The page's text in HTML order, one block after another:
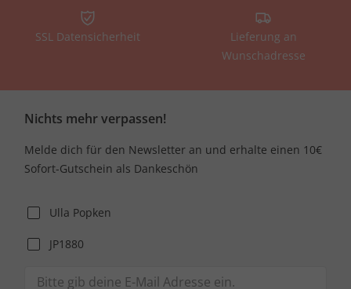
SSL Datensicherheit
Lieferung an
Wunschadresse
Nichts mehr verpassen!
Melde dich für den Newsletter an und erhalte einen 10€
Sofort-Gutschein als Dankeschön
Ulla Popken
JP1880